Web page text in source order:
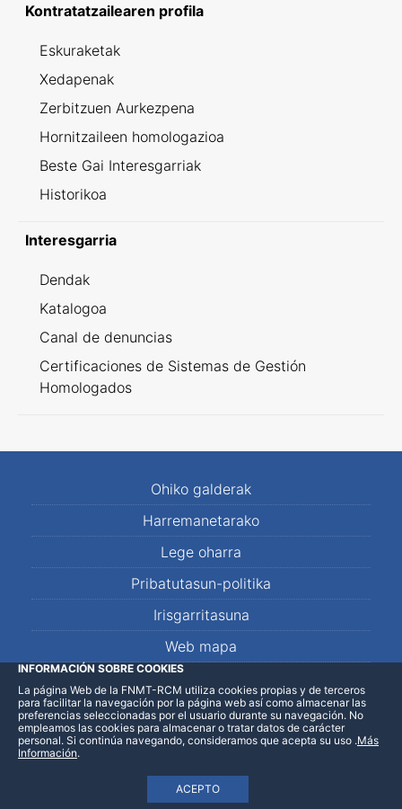
Kontratatzailearen profila
Eskuraketak
Xedapenak
Zerbitzuen Aurkezpena
Hornitzaileen homologazioa
Beste Gai Interesgarriak
Historikoa
Interesgarria
Dendak
Katalogoa
Canal de denuncias
Certificaciones de Sistemas de Gestión
Homologados
Ohiko galderak
Harremanetarako
Lege oharra
Pribatutasun-politika
Irisgarritasuna
Web mapa
LinkedInFacebookWhatsApp
INFORMACIÓN SOBRE COOKIES
La página Web de la FNMT-RCM utiliza cookies propias y de terceros
para facilitar la navegación por la página web así como almacenar las
preferencias seleccionadas por el usuario durante su navegación. No
empleamos las cookies para almacenar o tratar datos de carácter
personal. Si continúa navegando, consideramos que acepta su uso
ACEPTO
.Más
Información.